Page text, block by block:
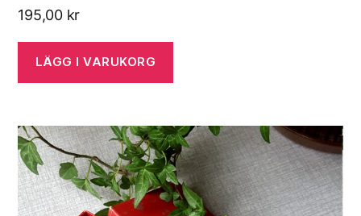
195,00 kr
LÄGG I VARUKORG